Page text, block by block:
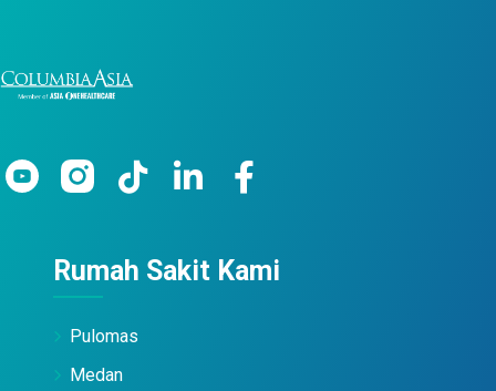
Rumah Sakit Kami
Pulomas
Medan